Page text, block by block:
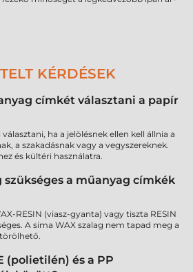
KÉRDÉSEK
címkét választani a papír
ha a jelölésnek ellen kell állnia a
a szakadásnak vagy a vegyszereknek.
és kültéri használatra.
szükséges a műanyag címkék
RESIN (viasz-gyanta) vagy tiszta RESIN
A sima WAX szalag nem tapad meg a
(polietilén) és a PP